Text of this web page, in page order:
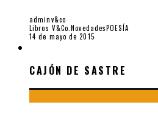
adminv&co
Libros V&Co.NovedadesPOESÍA
14 de mayo de 2015
CAJÓN DE SASTRE